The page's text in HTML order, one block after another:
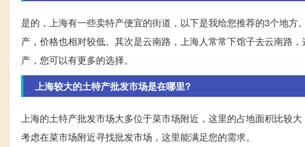
是的，上海有一些卖特产便宜的街道，以下是我给您推荐的3个地
产，价格也相对较低。其次是云南路，上海人常常下馆子去云南路
产，您可以有更多的选择。
上海较大的土特产批发市场是在哪里?
上海的土特产批发市场大多位于菜市场附近，这里的占地面积比较
考虑在菜市场附近寻找批发市场，这里能满足您的需求。